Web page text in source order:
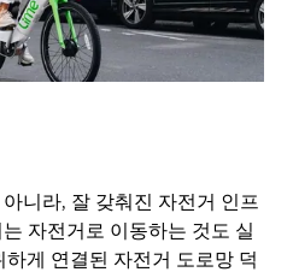
니라, 잘 갖춰진 자전거 인프
자전거로 이동하는 것도 실
게 연결된 자전거 도로망 덕